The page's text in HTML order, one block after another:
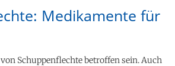
Medikamente für
Schuppenflechte betroffen sein. Auch